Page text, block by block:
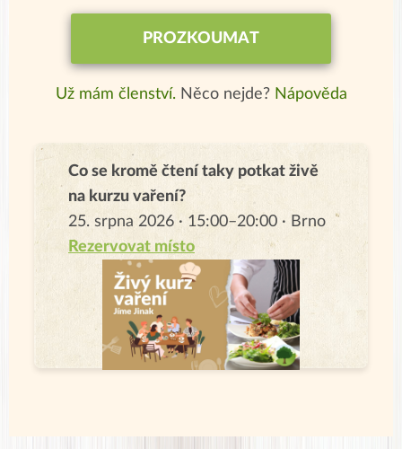
PROZKOUMAT
Už mám členství. Něco nejde? Nápověda
Co se kromě čtení taky potkat živě
na kurzu vaření?
25. srpna 2026 · 15:00–20:00 · Brno
Rezervovat místo